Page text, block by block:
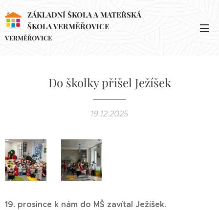
ZÁKLADNÍ ŠKOLA A MATEŘSKÁ
ŠKOLA VERMĚŘOVICE
VERMĚŘOVICE
Do školky přišel Ježíšek
19.12.2025
19. prosince k nám do MŠ zavítal Ježíšek.